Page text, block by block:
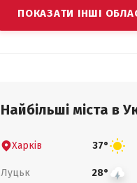
ПОКАЗАТИ ІНШІ
Найбільші міста в
Харків 37°
Луцьк 28°